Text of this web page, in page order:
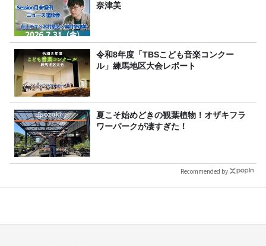
奈津美
令和8年度「TBSこども音楽コンクー
ル」練馬地区大会レポート
夏こそ始めどきの観葉植物！オザキフラ
ワーパークが凄すぎた！
Recommended by